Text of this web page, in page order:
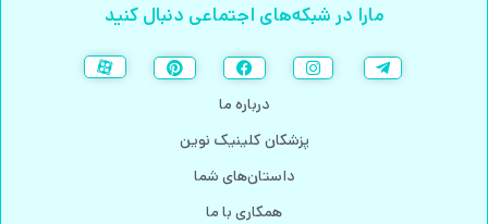
مارا در شبکه‌های اجتماعی دنبال کنید
درباره ما
پزشکان کلینیک نوین
داستان‌های شما
همکاری با ما